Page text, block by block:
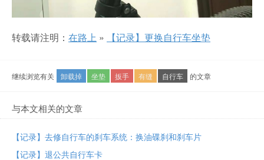
转载请注明： 在路上 » 【记录】更换自行车坐垫
继续浏览有关 卸载掉 坐垫 扳手 有缝 自行车 的文章
与本文相关的文章
【记录】去修自行车的刹车系统：换油碟刹和刹车片
【记录】退公共自行车卡